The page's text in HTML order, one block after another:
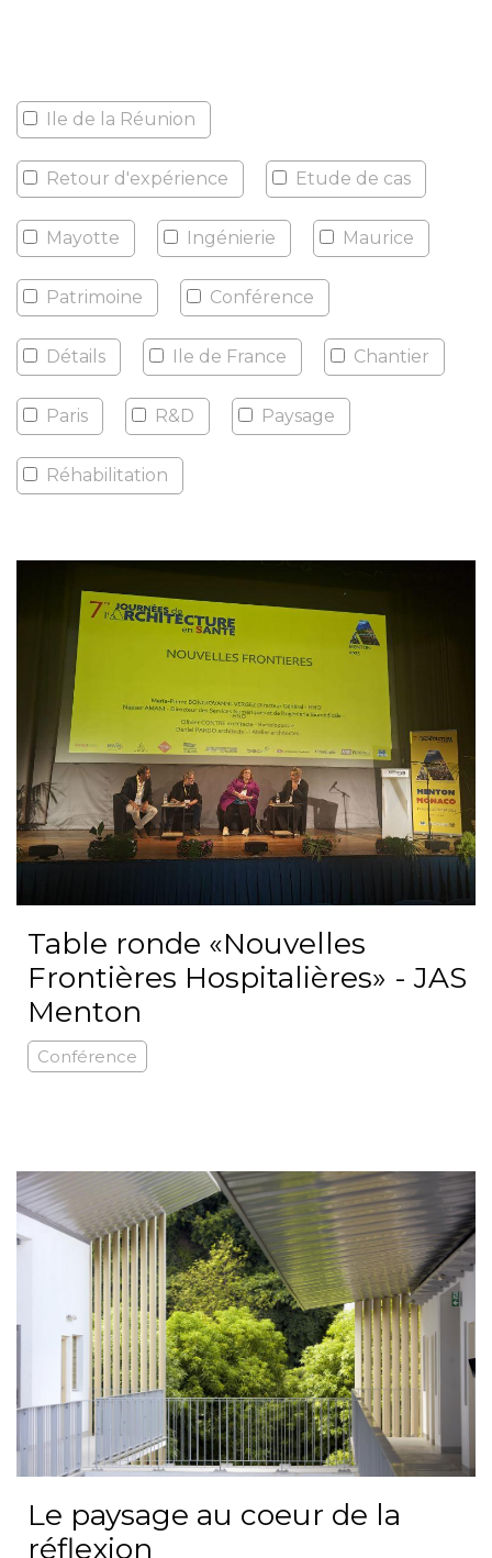
Ile de la Réunion
Retour d'expérience Etude de cas
Mayotte Ingénierie Maurice
Patrimoine Conférence
Détails Ile de France Chantier
Paris R&D Paysage
Réhabilitation
Table ronde «Nouvelles
Frontières Hospitalières» - JAS
Menton
Conférence
Le paysage au coeur de la
réflexion